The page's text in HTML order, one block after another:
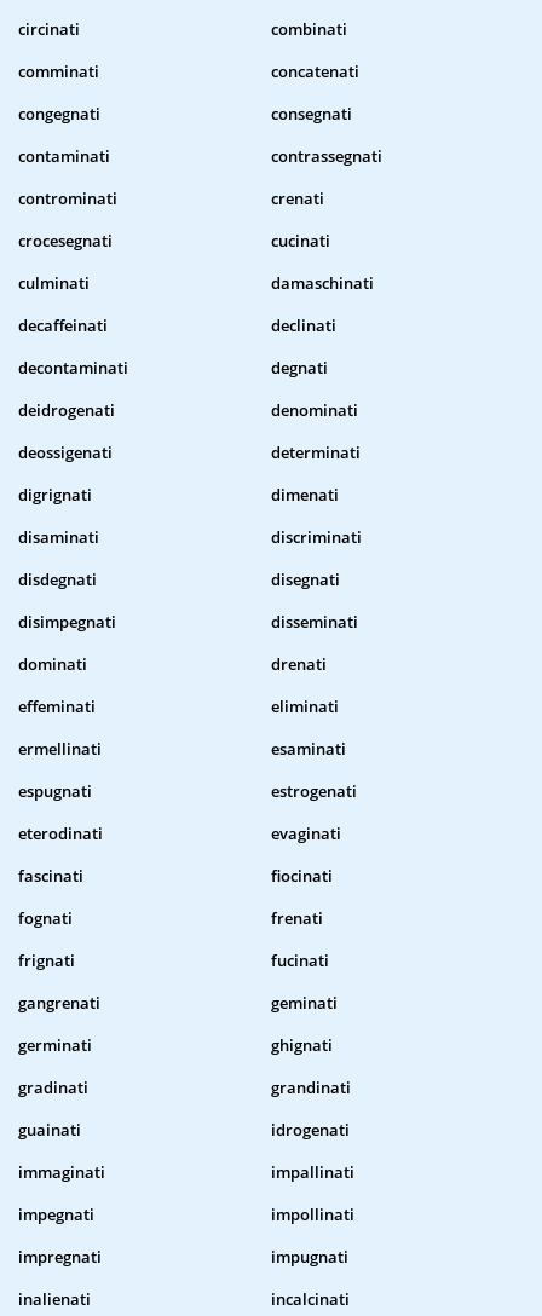
circinati
combinati
comminati
concatenati
congegnati
consegnati
contaminati
contrassegnati
controminati
crenati
crocesegnati
cucinati
culminati
damaschinati
decaffeinati
declinati
decontaminati
degnati
deidrogenati
denominati
deossigenati
determinati
digrignati
dimenati
disaminati
discriminati
disdegnati
disegnati
disimpegnati
disseminati
dominati
drenati
effeminati
eliminati
ermellinati
esaminati
espugnati
estrogenati
eterodinati
evaginati
fascinati
fiocinati
fognati
frenati
frignati
fucinati
gangrenati
geminati
germinati
ghignati
gradinati
grandinati
guainati
idrogenati
immaginati
impallinati
impegnati
impollinati
impregnati
impugnati
inalienati
incalcinati